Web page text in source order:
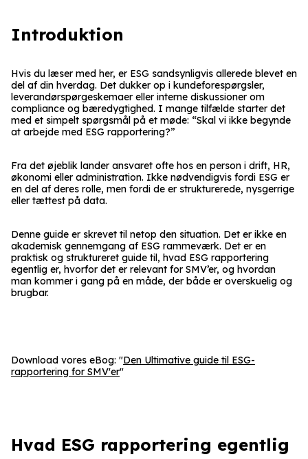
Introduktion
Hvis du læser med her, er ESG sandsynligvis allerede blevet en
del af din hverdag. Det dukker op i kundeforespørgsler,
leverandørspørgeskemaer eller interne diskussioner om
compliance og bæredygtighed. I mange tilfælde starter det
med et simpelt spørgsmål på et møde: “Skal vi ikke begynde
at arbejde med ESG rapportering?”
Fra det øjeblik lander ansvaret ofte hos en person i drift, HR,
økonomi eller administration. Ikke nødvendigvis fordi ESG er
en del af deres rolle, men fordi de er strukturerede, nysgerrige
eller tættest på data.
Denne guide er skrevet til netop den situation. Det er ikke en
akademisk gennemgang af ESG rammeværk. Det er en
praktisk og struktureret guide til, hvad ESG rapportering
egentlig er, hvorfor det er relevant for SMV’er, og hvordan
man kommer i gang på en måde, der både er overskuelig og
brugbar.
Download vores eBog: "Den Ultimative guide til ESG-
rapportering for SMV'er"
Hvad ESG rapportering egentlig